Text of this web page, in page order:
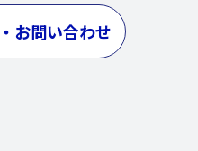
お問い合わせ